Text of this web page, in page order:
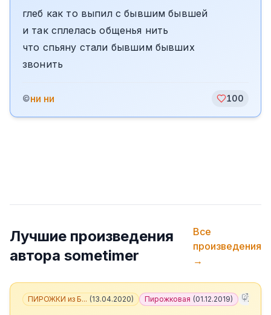
глеб как то выпил с бывшим бывшей
и так сплелась общенья нить
что спьяну стали бывшим бывших
звонить
©ни ни 100
Лучшие произведения
автора sometimer
Все
произведения
→
ПИРОЖКИ из Б... (13.04.2020) Пирожковая (01.12.2019) +7